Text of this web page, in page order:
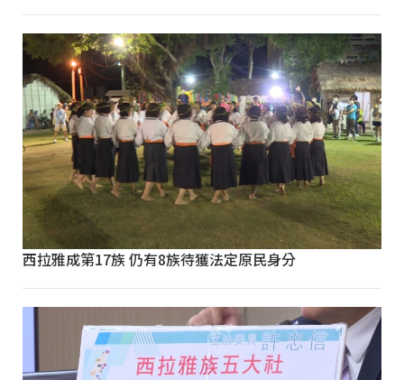
西拉雅成第17族 仍有8族待獲法定原民身分